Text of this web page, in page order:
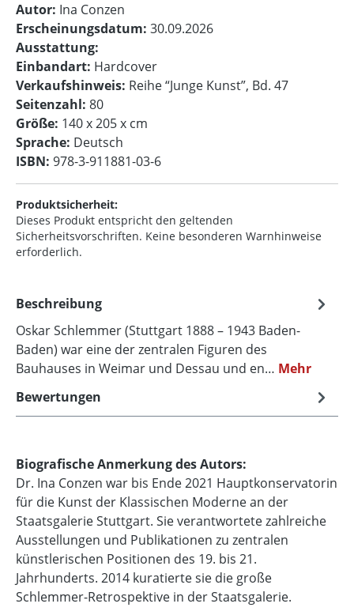
Autor: Ina Conzen
Erscheinungsdatum: 30.09.2026
Ausstattung:
Einbandart: Hardcover
Verkaufshinweis: Reihe “Junge Kunst”, Bd. 47
Seitenzahl: 80
Größe: 140 x 205 x cm
Sprache: Deutsch
ISBN: 978-3-911881-03-6
Produktsicherheit:
Dieses Produkt entspricht den geltenden
Sicherheitsvorschriften. Keine besonderen Warnhinweise
erforderlich.
Beschreibung
Oskar Schlemmer (Stuttgart 1888 – 1943 Baden-
Baden) war eine der zentralen Figuren des
Bauhauses in Weimar und Dessau und en… Mehr
Bewertungen
Biografische Anmerkung des Autors:
Dr. Ina Conzen war bis Ende 2021 Hauptkonservatorin
für die Kunst der Klassischen Moderne an der
Staatsgalerie Stuttgart. Sie verantwortete zahlreiche
Ausstellungen und Publikationen zu zentralen
künstlerischen Positionen des 19. bis 21.
Jahrhunderts. 2014 kuratierte sie die große
Schlemmer-Retrospektive in der Staatsgalerie.